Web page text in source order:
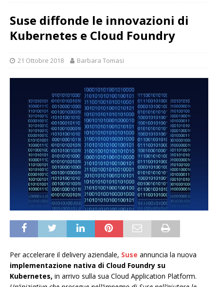
Suse diffonde le innovazioni di
Kubernetes e Cloud Foundry
21 Ottobre 2018 Barbara Tomasi
Per accelerare il delivery aziendale, Suse annuncia la nuova
implementazione nativa di Cloud Foundry su
Kubernetes, in arrivo sulla sua Cloud Application Platform.